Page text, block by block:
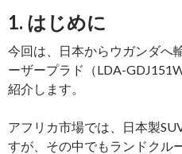
1. はじめに
今回は、日本から ウガンダへ
ーザープラド（LDA-
紹介します。
アフリカ市場では、日本製
すが、その中でもランドクル